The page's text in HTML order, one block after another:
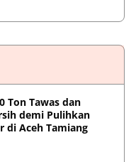
Ton Tawas dan
demi Pulihkan
di Aceh Tamiang